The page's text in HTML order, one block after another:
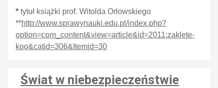
* tytuł książki prof. Witolda Orłowskiego
**http://www.sprawynauki.edu.pl/index.php?
option=com_content&view=article&id=2011:zaklete-
koo&catid=306&Itemid=30
Świat w niebezpieczeństwie